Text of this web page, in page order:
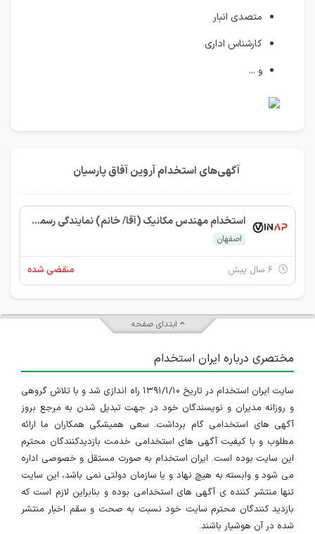
متصدی انبار
کارشناس اداری
و ...
آگهی‌های استخدام آروین آفاق پارسیان
استخدام مهندس مکانیک (آقا/ خانم) نمایندگی رسمی Fey Germany (فراخوان مرحله 2)
اصفهان
منقضی شده
ابتدای صفحه
مختصری درباره ایران استخدام
سایت ایران استخدام در تاریخ ۱۳۹۱/۱/۱۰ راه اندازی شد و با تلاش گروهی
و روزانه مدیران و نویسندگان خود در جهت تبدیل شدن به مرجع بروز
آگهی های استخدامی گام برداشت. سعی همیشگی همکاران ما ارائه
مطلوب و با کیفیت آگهی های استخدامی خدمت بازدیدکنندگان محترم
این سایت بوده است. ایران استخدام به صورت مستقل و خصوصی اداره
می شود و وابسته به هیچ نهاد و یا سازمان دولتی نمی باشد، این سایت
تنها منتشر کننده ی آگهی های استخدامی بوده و بنابراین لازم است که
بازدید کنندگان محترم سایت خود نسبت به صحت و سقم اخبار منتشر
شده در آن هوشیار باشند.